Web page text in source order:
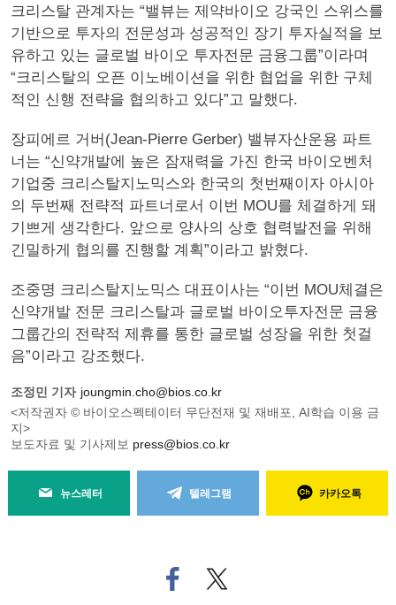
크리스탈 관계자는 “밸뷰는 제약바이오 강국인 스위스를
기반으로 투자의 전문성과 성공적인 장기 투자실적을 보
유하고 있는 글로벌 바이오 투자전문 금융그룹”이라며
“크리스탈의 오픈 이노베이션을 위한 협업을 위한 구체
적인 신행 전략을 협의하고 있다”고 말했다.
장피에르 거버(Jean-Pierre Gerber) 밸뷰자산운용 파트
너는 “신약개발에 높은 잠재력을 가진 한국 바이오벤처
기업중 크리스탈지노믹스와 한국의 첫번째이자 아시아
의 두번째 전략적 파트너로서 이번 MOU를 체결하게 돼
기쁘게 생각한다. 앞으로 양사의 상호 협력발전을 위해
긴밀하게 협의를 진행할 계획”이라고 밝혔다.
조중명 크리스탈지노믹스 대표이사는 “이번 MOU체결은
신약개발 전문 크리스탈과 글로벌 바이오투자전문 금융
그룹간의 전략적 제휴를 통한 글로벌 성장을 위한 첫걸
음”이라고 강조했다.
조정민 기자 joungmin.cho@bios.co.kr
<저작권자 © 바이오스펙테이터 무단전재 및 재배포, AI학습 이용 금
지>
보도자료 및 기사제보 press@bios.co.kr
뉴스레터 텔레그램 카카오톡
페
이
트위
터로